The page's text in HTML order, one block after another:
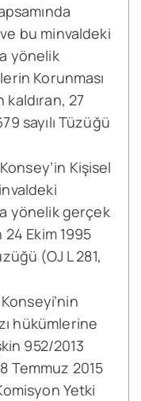
bu minvaldeki
yönelik
Korunması
27
sayılı Tüzüğü
Kişisel
yönelik gerçek
Ekim 1995
(OJ L 281,
hükümlerine
952/2013
Temmuz 2015
Yetki